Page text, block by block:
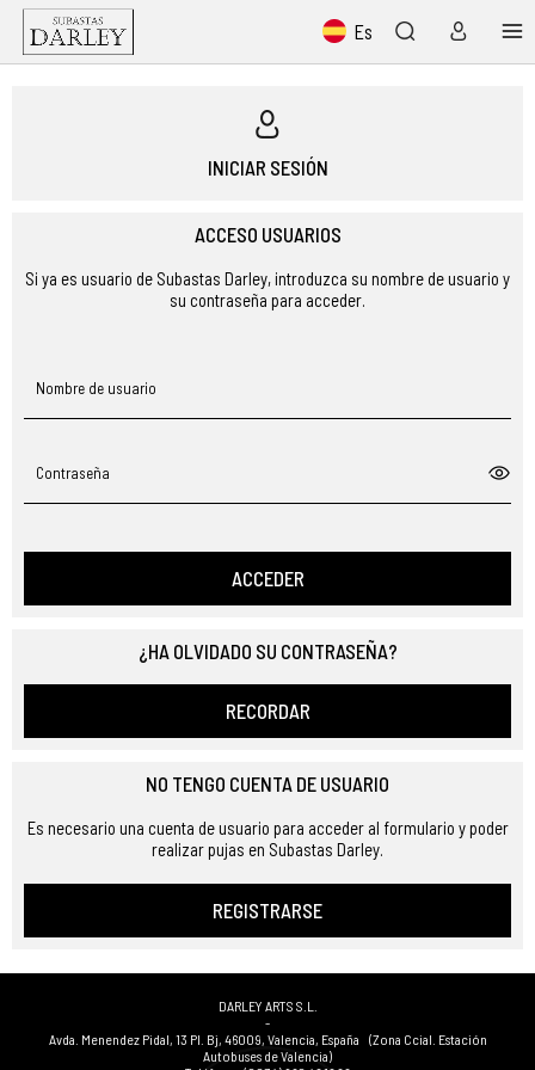
Es
INICIAR SESIÓN
ACCESO USUARIOS
Si ya es usuario de Subastas Darley, introduzca su nombre de usuario y
su contraseña para acceder.
Nombre de usuario
Contraseña
ACCEDER
¿HA OLVIDADO SU CONTRASEÑA?
RECORDAR
NO TENGO CUENTA DE USUARIO
Es necesario una cuenta de usuario para acceder al formulario y poder
realizar pujas en Subastas Darley.
REGISTRARSE
DARLEY ARTS S.L.
-
Avda. Menendez Pidal, 13 Pl. Bj, 46009, Valencia, España (Zona Ccial. Estación
Autobuses de Valencia)